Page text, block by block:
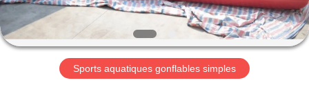
AU
SUJET
Sports aquatiques gonflables simples